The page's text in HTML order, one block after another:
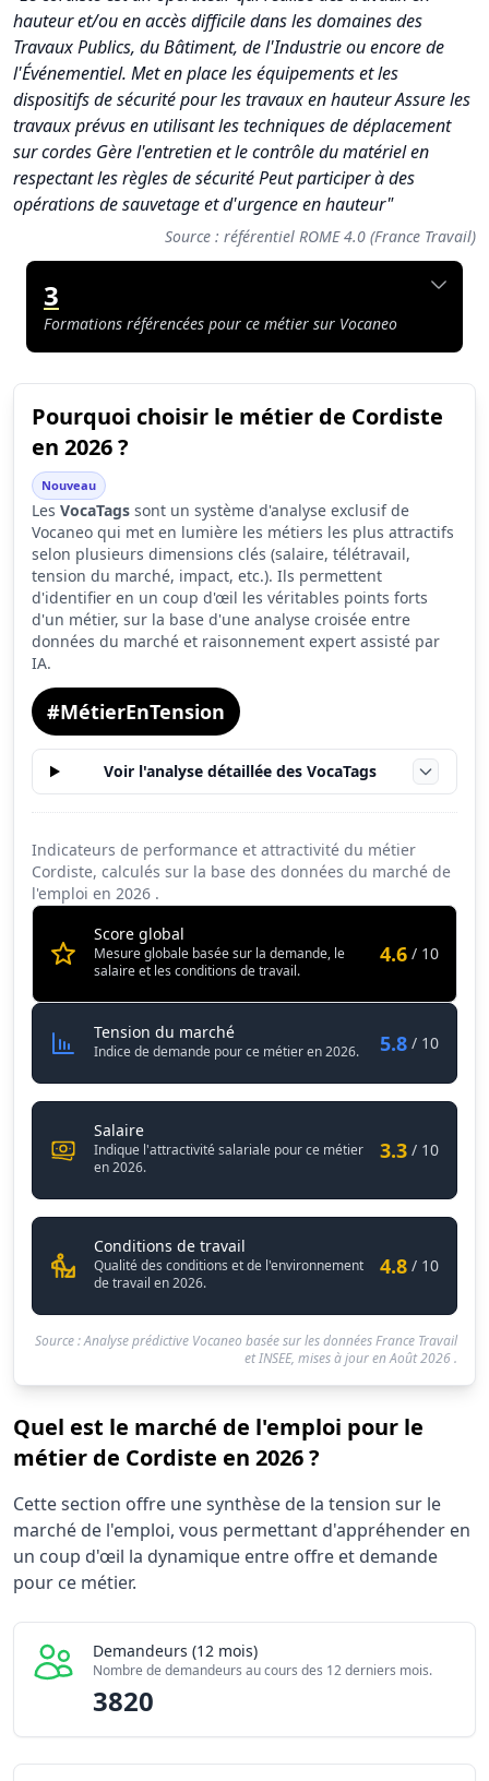
hauteur et/ou en accès difficile dans les domaines des
Travaux Publics, du Bâtiment, de l'Industrie ou encore de
l'Événementiel. Met en place les équipements et les
dispositifs de sécurité pour les travaux en hauteur Assure les
travaux prévus en utilisant les techniques de déplacement
sur cordes Gère l'entretien et le contrôle du matériel en
respectant les règles de sécurité Peut participer à des
opérations de sauvetage et d'urgence en hauteur"
Source : référentiel ROME 4.0 (France Travail)
3
Formations référencées pour ce métier sur Vocaneo
Pourquoi choisir le métier de Cordiste
en 2026 ?
Nouveau
Les VocaTags sont un système d'analyse exclusif de
Vocaneo qui met en lumière les métiers les plus attractifs
selon plusieurs dimensions clés (salaire, télétravail,
tension du marché, impact, etc.). Ils permettent
d'identifier en un coup d'œil les véritables points forts
d'un métier, sur la base d'une analyse croisée entre
données du marché et raisonnement expert assisté par
IA.
#MétierEnTension
Voir l'analyse détaillée des VocaTags
Indicateurs de performance et attractivité du métier
Cordiste, calculés sur la base des données du marché de
l'emploi en 2026 .
Score global
Mesure globale basée sur la demande, le
salaire et les conditions de travail.
4.6 / 10
Synthèse des scores du métier Cordiste
Indicateur
Attractivité globale
4.6
Tension du marché
5.8
Salaire
3.3
Conditions de travail
4.8
Tension du marchéCordiste
Indice de demande pour ce métier en 2026. 5.8 / 10
SalaireCordiste
Indique l'attractivité salariale pour ce métier
en 2026.
3.3 / 10
Conditions de travail
Qualité des conditions et de l'environnement
de travail en 2026.
4.8 / 10
Source : Analyse prédictive Vocaneo basée sur les données France Travail
et INSEE, mises à jour enAoût 2026.
Quel est le marché de l'emploi pour le
métier de Cordiste en 2026 ?
Statistiques recrutement Cordiste 2026
Indicateur
Valeur brute
Demandeurs d'emploi (12 mois)3820
Offres publiées (12 mois)
Indice de tension globale
Cette section offre une synthèse de la tension sur le
marché de l'emploi, vous permettant d'appréhender en
un coup d'œil la dynamique entre offre et demande
pour ce métier.
Demandeurs (12 mois)
Nombre de demandeurs au cours des 12 derniers mois.
3820